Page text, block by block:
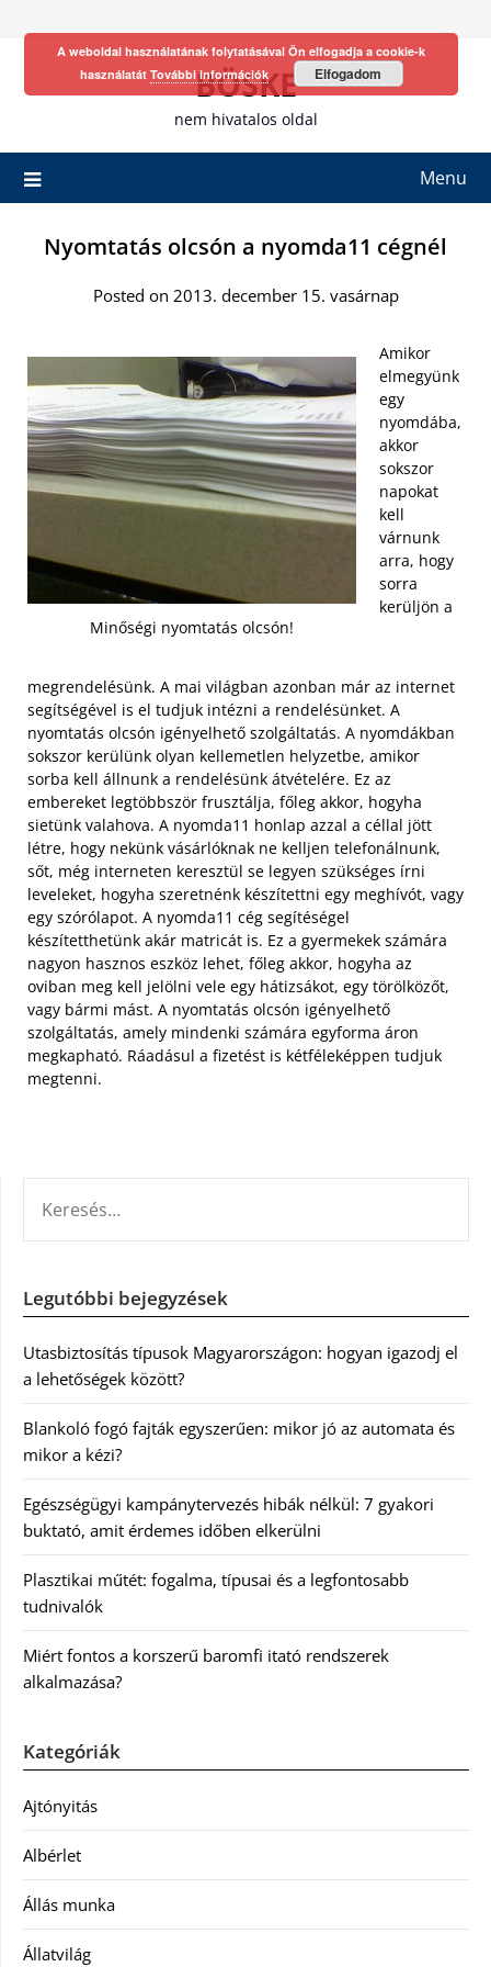
BÖSKE
nem hivatalos oldal
Menu
Nyomtatás olcsón a nyomda11 cégnél
Posted on 2013. december 15. vasárnap
Minőségi nyomtatás olcsón!
Amikor
elmegyünk
egy
nyomdába,
akkor
sokszor
napokat
kell
várnunk
arra, hogy
sorra
kerüljön a
megrendelésünk. A mai világban azonban már az internet
segítségével is el tudjuk intézni a rendelésünket. A
nyomtatás olcsón igényelhető szolgáltatás. A nyomdákban
sokszor kerülünk olyan kellemetlen helyzetbe, amikor
sorba kell állnunk a rendelésünk átvételére. Ez az
embereket legtöbbször frusztálja, főleg akkor, hogyha
sietünk valahova. A nyomda11 honlap azzal a céllal jött
létre, hogy nekünk vásárlóknak ne kelljen telefonálnunk,
sőt, még interneten keresztül se legyen szükséges írni
leveleket, hogyha szeretnénk készítettni egy meghívót, vagy
egy szórólapot. A nyomda11 cég segítéségel
készítetthetünk akár matricát is. Ez a gyermekek számára
nagyon hasznos eszköz lehet, főleg akkor, hogyha az
oviban meg kell jelölni vele egy hátizsákot, egy törölközőt,
vagy bármi mást. A nyomtatás olcsón igényelhető
szolgáltatás, amely mindenki számára egyforma áron
megkapható. Ráadásul a fizetést is kétféleképpen tudjuk
megtenni.
Legutóbbi bejegyzések
Utasbiztosítás típusok Magyarországon: hogyan igazodj el
a lehetőségek között?
Blankoló fogó fajták egyszerűen: mikor jó az automata és
mikor a kézi?
Egészségügyi kampánytervezés hibák nélkül: 7 gyakori
buktató, amit érdemes időben elkerülni
Plasztikai műtét: fogalma, típusai és a legfontosabb
tudnivalók
Miért fontos a korszerű baromfi itató rendszerek
alkalmazása?
Kategóriák
Ajtónyitás
Albérlet
Állás munka
Állatvilág
A weboldal használatának folytatásával Ön elfogadja a cookie-k
használatát További információk Elfogadom